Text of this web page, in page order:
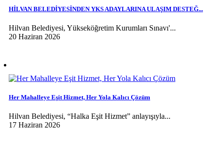
HİLVAN BELEDİYESİNDEN YKS ADAYLARINA ULAŞIM DESTEĞ...
Hilvan Belediyesi, Yükseköğretim Kurumları Sınavı'...
20 Haziran 2026
Her Mahalleye Eşit Hizmet, Her Yola Kalıcı Çözüm
Hilvan Belediyesi, “Halka Eşit Hizmet” anlayışıyla...
17 Haziran 2026